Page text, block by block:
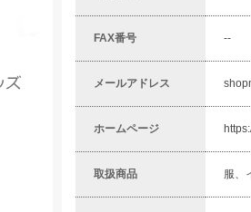
FAX番号 --
メールアドレス
ホームページ
取扱商品 服、